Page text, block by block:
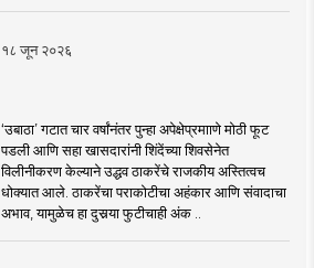
१८ जून २०२६
‘उबाठा’ गटात चार वर्षांनंतर पुन्हा अपेक्षेप्रमााणे मोठी फूट
पडली आणि सहा खासदारांनी शिंदेंच्या शिवसेनेत
विलीनीकरण केल्याने उद्धव ठाकरेंचे राजकीय अस्तित्वच
धोक्यात आले. ठाकरेंचा पराकोटीचा अहंकार आणि संवादाचा
अभाव, यामुळेच हा दुसर्‍या फुटीचाही अंक ..